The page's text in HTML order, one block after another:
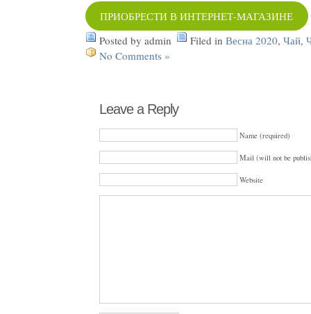
ПРИОБРЕСТИ В ИНТЕРНЕТ-МАГАЗИНЕ
Posted by admin Filed in Весна 2020, Чай,
No Comments »
Leave a Reply
Name (required)
Mail (will not be
Website